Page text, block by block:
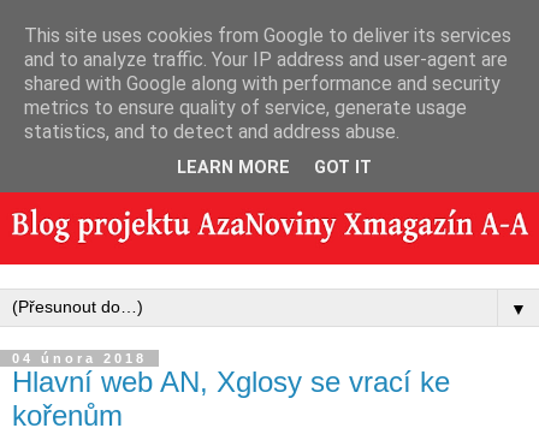
▼
04 února 2018
Hlavní web AN, Xglosy se vrací ke
kořenům
This site uses cookies from Google to deliver its services
and to analyze traffic. Your IP address and user-agent are
shared with Google along with performance and security
metrics to ensure quality of service, generate usage
statistics, and to detect and address abuse.
LEARN MORE GOT IT